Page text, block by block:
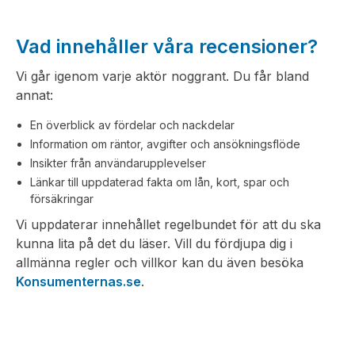
Vad innehåller våra recensioner?
Vi går igenom varje aktör noggrant. Du får bland
annat:
En överblick av fördelar och nackdelar
Information om räntor, avgifter och ansökningsflöde
Insikter från användarupplevelser
Länkar till uppdaterad fakta om lån, kort, spar och
försäkringar
Vi uppdaterar innehållet regelbundet för att du ska
kunna lita på det du läser. Vill du fördjupa dig i
allmänna regler och villkor kan du även besöka
Konsumenternas.se.